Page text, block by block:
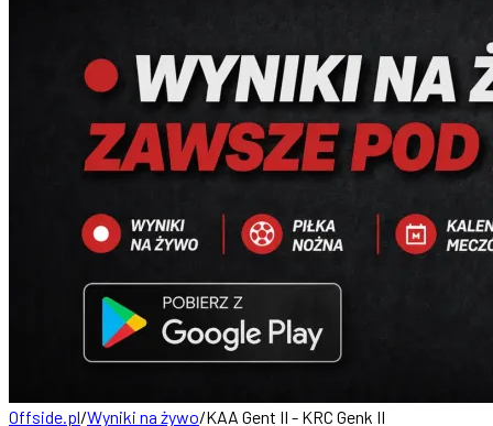
Offside.pl/Wyniki na żywo/KAA Gent II - KRC Genk II